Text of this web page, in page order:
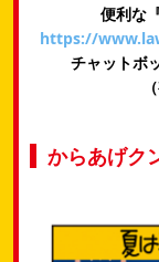
便利な
https://
チャットボ
からあげク